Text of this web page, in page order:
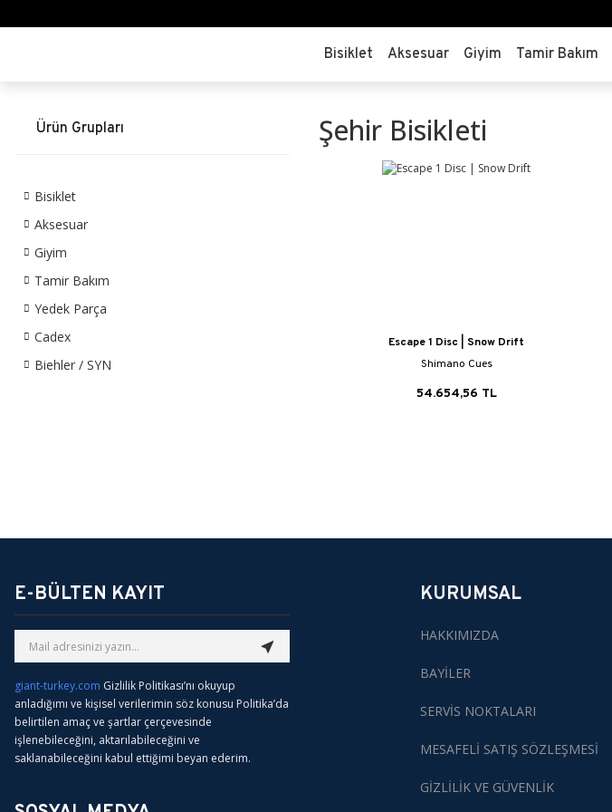
Bisiklet Aksesuar Giyim Tamir Bakım
Ürün Grupları
Bisiklet
Aksesuar
Giyim
Tamir Bakım
Yedek Parça
Cadex
Biehler / SYN
Şehir Bisikleti
Escape 1 Disc | Snow Drift
Shimano Cues
54.654,56 TL
E-BÜLTEN KAYIT
giant-turkey.com Gizlilik Politikası’nı okuyup
anladığımı ve kişisel verilerimin söz konusu Politika’da
belirtilen amaç ve şartlar çerçevesinde
işlenebileceğini, aktarılabileceğini ve
saklanabileceğini kabul ettiğimi beyan ederim.
KURUMSAL
HAKKIMIZDA
BAYİLER
SERVİS NOKTALARI
MESAFELİ SATIŞ SÖZLEŞMESİ
GİZLİLİK VE GÜVENLİK